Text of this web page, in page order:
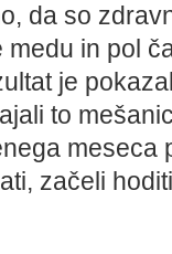
da so
in pol
je
to
meseca
začeli